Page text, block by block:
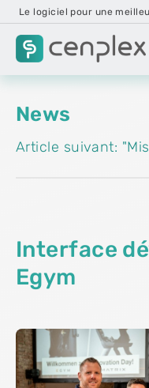
Le logiciel pour une
News
Article suivant:
Interface
Egym